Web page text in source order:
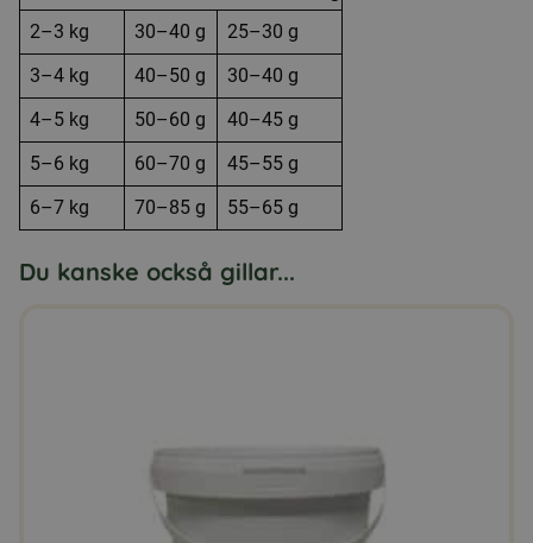
2–3 kg
30–40 g
25–30 g
3–4 kg
40–50 g
30–40 g
4–5 kg
50–60 g
40–45 g
5–6 kg
60–70 g
45–55 g
6–7 kg
70–85 g 55–65 g
Du kanske också gillar...